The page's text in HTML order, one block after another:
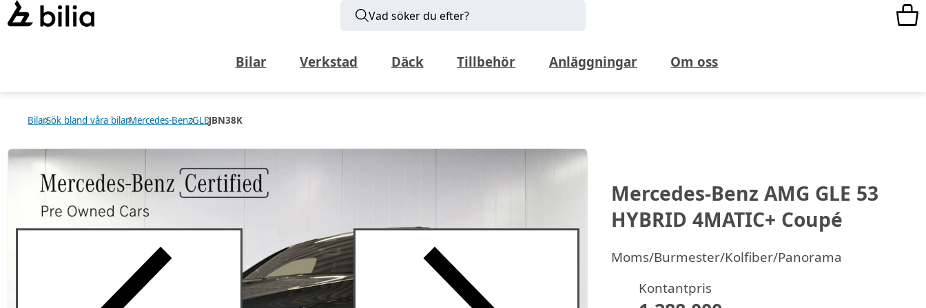
Vad söker du efter?
Bilar Verkstad Däck Tillbehör Anläggningar Om oss
BilarSök bland våra bilarMercedes-BenzGLEJBN38K
Mercedes-Benz AMG GLE 53
HYBRID 4MATIC+ Coupé
Moms/Burmester/Kolfiber/Panorama
Kontantpris